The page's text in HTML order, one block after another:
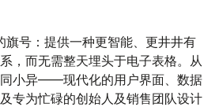
号：提供一种更智能、更井井有
，而无需整天埋头于电子表格。从
小异——现代化的用户界面、数据
专为忙碌的创始人及销售团队设计